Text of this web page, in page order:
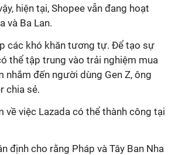
hiện tại, Shopee vẫn đang hoạt
và Ba Lan.
các khó khăn tương tự. Để tạo sự
thể tập trung vào trải nghiệm mua
nhắm đến người dùng Gen Z, ông
chia sẻ.
về việc Lazada có thể thành công tại
định cho rằng Pháp và Tây Ban Nha